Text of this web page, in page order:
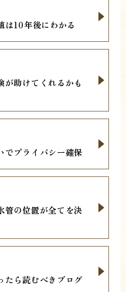
は10年後にわかる
が助けてくれるかも
でプライバシー確保
管の位置が全てを決
たら読むべきブログ